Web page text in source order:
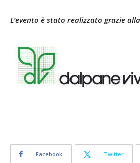
L’evento è stato realizzato grazie
Facebook Twitter